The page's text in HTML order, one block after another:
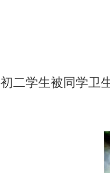
初二学生被同学卫